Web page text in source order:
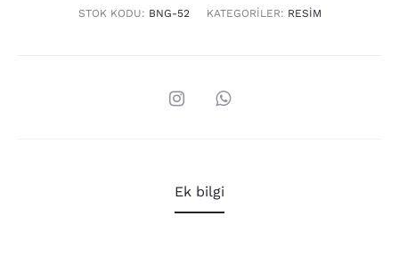
STOK KODU: BNG-52 KATEGORILER: RESIM
Ek bilgi